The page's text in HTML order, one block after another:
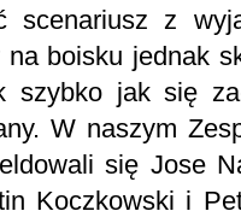
scenariusz z
na boisku jednak
szybko jak się
W naszym
się Jose
Koczkowski i